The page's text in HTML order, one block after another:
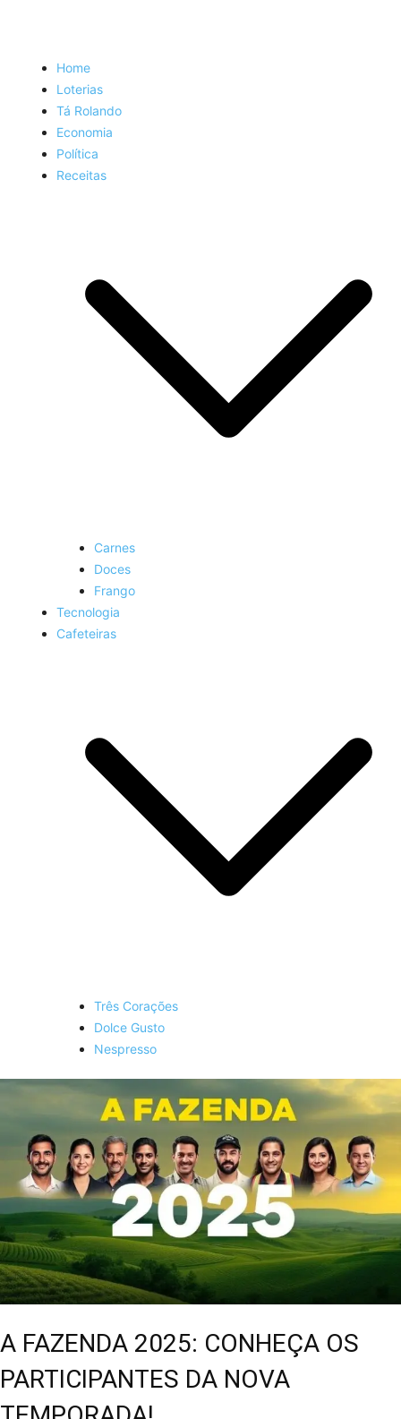
Home
Loterias
Tá Rolando
Economia
Política
Receitas
Carnes
Doces
Frango
Tecnologia
Cafeteiras
Três Corações
Dolce Gusto
Nespresso
A FAZENDA 2025: CONHEÇA OS
PARTICIPANTES DA NOVA